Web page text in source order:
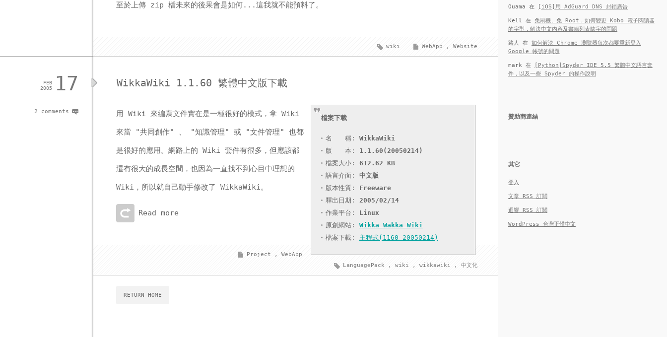
至於上傳 zip 檔未來的後果會是如何...這我就不能預料了。
WebApp , Website
wiki
WikkaWiki 1.1.60 繁體中文版下載
檔案下載
名 稱: WikkaWiki
版 本: 1.1.60(20050214)
檔案大小: 612.62 KB
語言介面: 中文版
版本性質: Freeware
釋出日期: 2005/02/14
作業平台: Linux
原創網站: Wikka Wakka Wiki
檔案下載: 主程式(1160-20050214)
用 Wiki 來編寫文件實在是一種很好的模式，拿 Wiki
來當 "共同創作" 、 "知識管理" 或 "文件管理" 也都
是很好的應用。網路上的 Wiki 套件有很多，但應該都
還有很大的成長空間，也因為一直找不到心目中理想的
Wiki，所以就自己動手修改了 WikkaWiki。
Read more
Project ,
WebApp
LanguagePack
, wiki , wikkawiki , 中文化
17
FEB
2005
2 comments
RETURN HOME
Ouama 在 [iOS]用 AdGuard DNS 封鎖廣告
Kell 在 免刷機、免 Root，如何變更 Kobo 電子閱讀器
的字型，解決中文內容及書籍列表缺字的問題
路人 在 如何解決 Chrome 瀏覽器每次都要重新登入
Google 帳號的問題
mark 在
[Python]Spyder IDE 5.5 繁體中文語言套
件，以及一些 Spyder 的操作說明
贊助商連結
其它
登入
文章 RSS 訂閱
迴響 RSS 訂閱
WordPress 台灣正體中文